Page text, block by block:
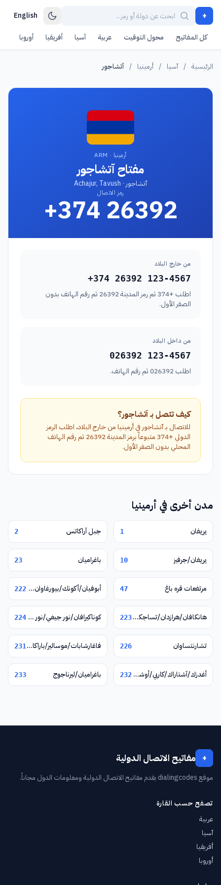
+
English
كل المفاتيح محول التوقيت عربية آسيا أفريقيا أوروبا
الرئيسية / آسيا / أرمينيا / آتشاجور
أرمينيا · ARM
مفتاح آتشاجور
آتشاجور · Achajur, Tavush
رمز الاتصال
+374 26392
من خارج البلاد
+374 26392 123-4567
اطلب +374 ثم رمز المدينة 26392 ثم رقم الهاتف بدون
الصفر الأول.
من داخل البلاد
026392 123-4567
اطلب 026392 ثم رقم الهاتف.
كيف تتصل بـ آتشاجور؟
للاتصال بـ آتشاجور في أرمينيا من خارج البلاد، اطلب الرمز
الدولي +374 متبوعاً برمز المدينة 26392 ثم رقم الهاتف
المحلي بدون الصفر الأول.
مدن أخرى في أرمينيا
يريفان 1 جبل آراكاتس 2
يريفان/جرفيز 10 باغراميان 23
مرتفعات قره باغ 47 أبوفيان/أكونك/بيورغاوان/نور غيوغ/فيرين بتغني 222
هانكافان/هرازدان/تساجكادزور223 كوناكيرافان/نور جيغي/نور هاتشن/يغوارد 224
تشارنتساوان 226 فاغارشابات/موسالير/باراكار/زفارتنوتس 231
أغدزك/آشتاراك/كاربي/أوشاكان 232 باغراميان/ليرناجوج 233
+ مفاتيح الاتصال الدولية
موقع dialingcodes يقدم مفاتيح الاتصال الدولية ومعلومات الدول مجاناً.
تصفح حسب القارة
عربية
آسيا
أفريقيا
أوروبا